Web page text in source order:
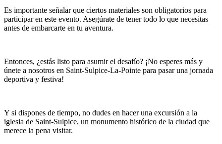
Es importante señalar que ciertos materiales son obligatorios para
participar en este evento. Asegúrate de tener todo lo que necesitas
antes de embarcarte en tu aventura.
Entonces, ¿estás listo para asumir el desafío? ¡No esperes más y
únete a nosotros en Saint-Sulpice-La-Pointe para pasar una jornada
deportiva y festiva!
Y si dispones de tiempo, no dudes en hacer una excursión a la
iglesia de Saint-Sulpice, un monumento histórico de la ciudad que
merece la pena visitar.